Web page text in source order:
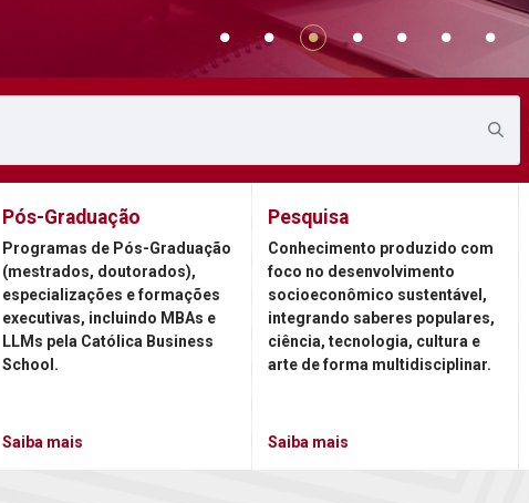
Pós-Graduação
Programas de Pós-Graduação
(mestrados, doutorados),
especializações e formações
executivas, incluindo MBAs e
LLMs pela Católica Business
School.
Saiba mais
Pesquisa
Conhecimento produzido com
foco no desenvolvimento
socioeconômico sustentável,
integrando saberes populares,
ciência, tecnologia, cultura e
arte de forma multidisciplinar.
Saiba mais